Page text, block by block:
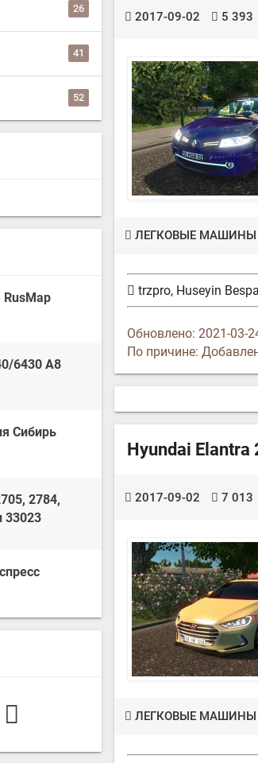
26
41
52
RusMap
6430 А8
Сибирь
2784,
33023
2017-09-02 5 393
ЛЕГКОВЫЕ МАШИНЫ
trzpro, Huseyin
Обновлено: 2021-03-
По причине:
Hyundai Elantra
2017-09-02 7 013
ЛЕГКОВЫЕ МАШИНЫ